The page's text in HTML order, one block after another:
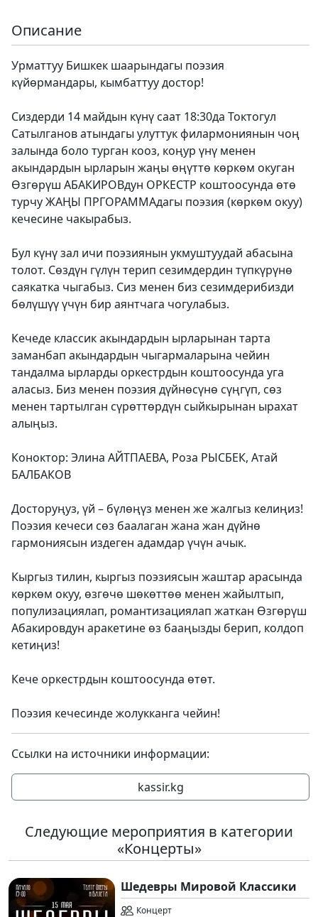
Описание
Урматтуу Бишкек шаарындагы поэзия
күйөрмандары, кымбаттуу достор!
Сиздерди 14 майдын күнү саат 18:30да Токтогул
Сатылганов атындагы улуттук филармониянын чоң
залында боло турган кооз, коңур үнү менен
акындардын ырларын жаңы өңүттө көркөм окуган
Өзгөрүш АБАКИРОВдун ОРКЕСТР коштоосунда өтө
турчу ЖАҢЫ ПРГОРАММАдагы поэзия (көркөм окуу)
кечесине чакырабыз.
Бул күнү зал ичи поэзиянын укмуштуудай абасына
толот. Сөздүн гүлүн терип сезимдердин түпкүрүнө
саякатка чыгабыз. Сиз менен биз сезимдерибизди
бөлүшүү үчүн бир аянтчага чогулабыз.
Кечеде классик акындардын ырларынан тарта
заманбап акындардын чыгармаларына чейин
тандалма ырларды оркестрдын коштоосунда уга
аласыз. Биз менен поэзия дүйнөсүнө сүңгүп, сөз
менен тартылган сүрөттөрдүн сыйкырынан ырахат
алыңыз.
Коноктор: Элина АЙТПАЕВА, Роза РЫСБЕК, Атай
БАЛБАКОВ
Досторуңуз, үй – бүлөңүз менен же жалгыз келиңиз!
Поэзия кечеси сөз баалаган жана жан дүйнө
гармониясын издеген адамдар үчүн ачык.
Кыргыз тилин, кыргыз поэзиясын жаштар арасында
көркөм окуу, өзгөчө шөкөттөө менен жайылтып,
популизациялап, романтизациялап жаткан Өзгөрүш
Абакировдун аракетине өз бааңызды берип, колдоп
кетиңиз!
Кече оркестрдын коштоосунда өтөт.
Поэзия кечесинде жолукканга чейин!
Ссылки на источники информации:
kassir.kg
Следующие мероприятия в категории
«Концерты»
Шедевры Мировой Классики
Концерт